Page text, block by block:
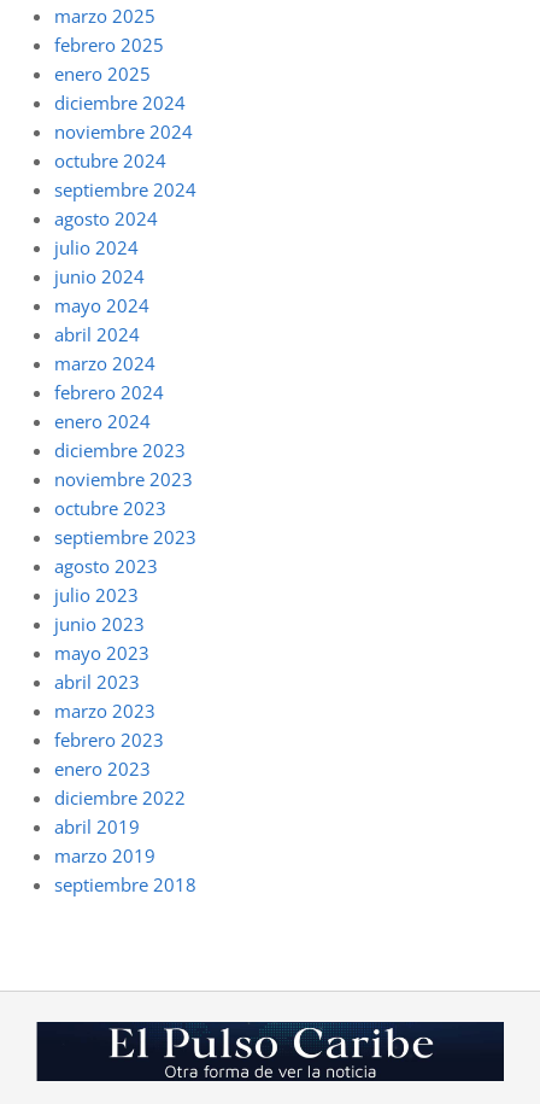
marzo 2025
febrero 2025
enero 2025
diciembre 2024
noviembre 2024
octubre 2024
septiembre 2024
agosto 2024
julio 2024
junio 2024
mayo 2024
abril 2024
marzo 2024
febrero 2024
enero 2024
diciembre 2023
noviembre 2023
octubre 2023
septiembre 2023
agosto 2023
julio 2023
junio 2023
mayo 2023
abril 2023
marzo 2023
febrero 2023
enero 2023
diciembre 2022
abril 2019
marzo 2019
septiembre 2018